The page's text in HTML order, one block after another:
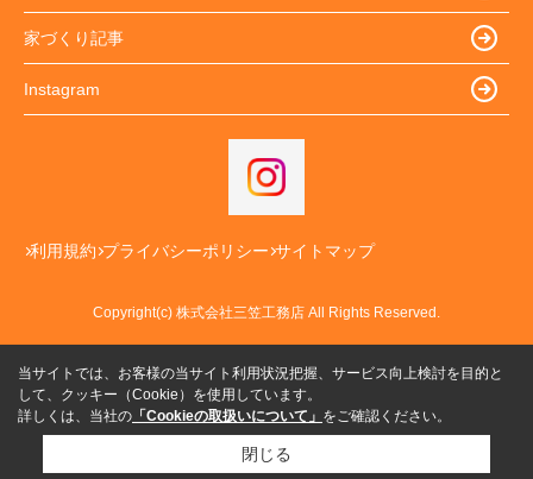
家づくり記事
Instagram
利用規約 プライバシーポリシー サイトマップ
Copyright(c) 株式会社三笠工務店 All Rights Reserved.
当サイトでは、お客様の当サイト利用状況把握、サービス向上検討を目的と
して、クッキー（Cookie）を使用しています。
詳しくは、当社の 「Cookieの取扱いについて」 をご確認ください。
閉じる